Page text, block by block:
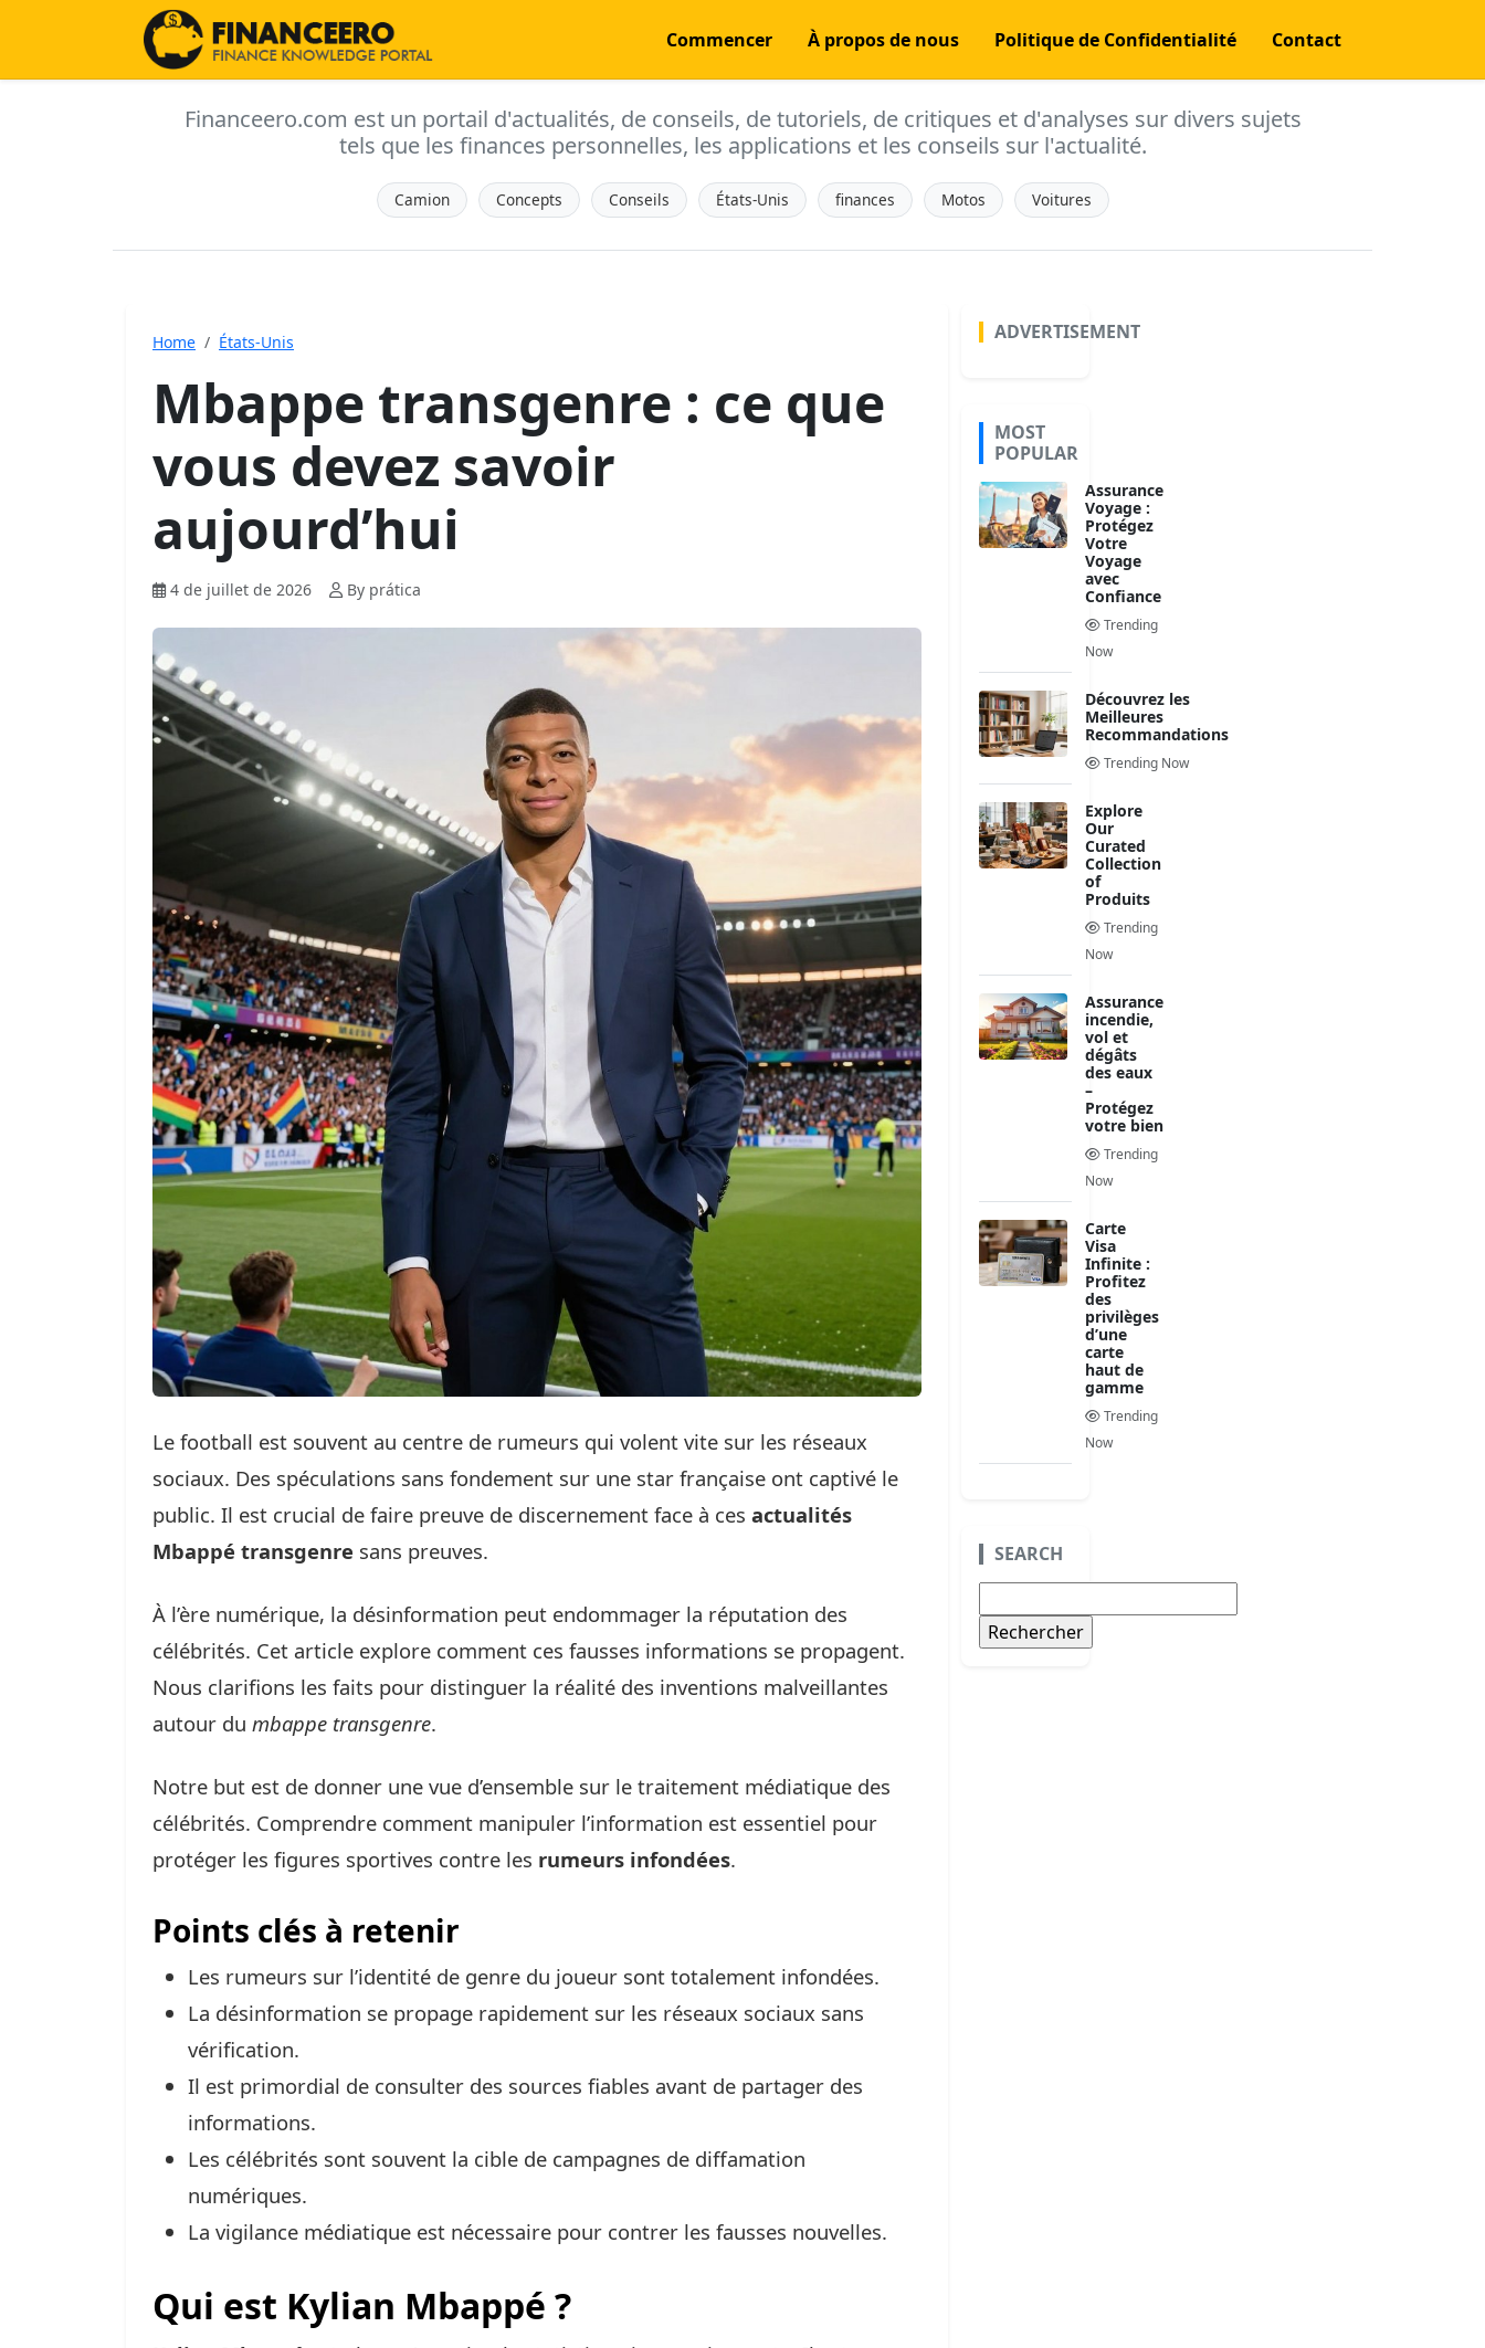
Commencer À propos de nous Politique de Confidentialité Contact
Financeero.com est un portail d'actualités, de conseils, de tutoriels, de critiques et d'analyses sur divers sujets
tels que les finances personnelles, les applications et les conseils sur l'actualité.
Camion Concepts Conseils États-Unis finances Motos Voitures
Home États-Unis
Mbappe transgenre : ce que
vous devez savoir
aujourd’hui
4 de juillet de 2026 By prática
Le football est souvent au centre de rumeurs qui volent vite sur les réseaux
sociaux. Des spéculations sans fondement sur une star française ont captivé le
public. Il est crucial de faire preuve de discernement face à ces actualités
Mbappé transgenre sans preuves.
À l’ère numérique, la désinformation peut endommager la réputation des
célébrités. Cet article explore comment ces fausses informations se propagent.
Nous clarifions les faits pour distinguer la réalité des inventions malveillantes
autour du mbappe transgenre.
Notre but est de donner une vue d’ensemble sur le traitement médiatique des
célébrités. Comprendre comment manipuler l’information est essentiel pour
protéger les figures sportives contre les rumeurs infondées.
Points clés à retenir
Les rumeurs sur l’identité de genre du joueur sont totalement infondées.
La désinformation se propage rapidement sur les réseaux sociaux sans
vérification.
Il est primordial de consulter des sources fiables avant de partager des
informations.
Les célébrités sont souvent la cible de campagnes de diffamation
numériques.
La vigilance médiatique est nécessaire pour contrer les fausses nouvelles.
Qui est Kylian Mbappé ?
ADVERTISEMENT
MOST
POPULAR
Assurance
Voyage :
Protégez
Votre
Voyage
avec
Confiance
Trending
Now
Découvrez les
Meilleures
Recommandations
Trending Now
Explore
Our
Curated
Collection
of
Produits
Trending
Now
Assurance
incendie,
vol et
dégâts
des eaux
–
Protégez
votre bien
Trending
Now
Carte
Visa
Infinite :
Profitez
des
privilèges
d’une
carte
haut de
gamme
Trending
Now
SEARCH